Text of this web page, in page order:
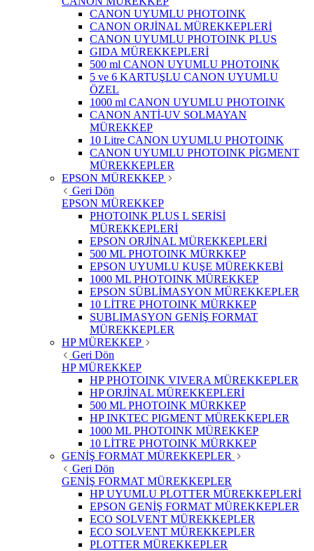
CANON UYUMLU PHOTOINK
CANON ORJİNAL MÜREKKEPLERİ
CANON UYUMLU PHOTOINK PLUS
GIDA MÜREKKEPLERİ
500 ml CANON UYUMLU PHOTOINK
5 ve 6 KARTUŞLU CANON UYUMLU
ÖZEL
1000 ml CANON UYUMLU PHOTOINK
CANON ANTİ-UV SOLMAYAN
MÜREKKEP
10 Litre CANON UYUMLU PHOTOINK
CANON UYUMLU PHOTOINK PİGMENT
MÜREKKEPLER
EPSON MÜREKKEP
Geri Dön
EPSON MÜREKKEP
PHOTOINK PLUS L SERİSİ
MÜREKKEPLERİ
EPSON ORJİNAL MÜREKKEPLERİ
500 ML PHOTOINK MÜRKKEP
EPSON UYUMLU KUŞE MÜREKKEBİ
1000 ML PHOTOINK MÜREKKEP
EPSON SÜBLİMASYON MÜREKKEPLER
10 LİTRE PHOTOINK MÜRKKEP
SUBLIMASYON GENİŞ FORMAT
MÜREKKEPLER
HP MÜREKKEP
Geri Dön
HP MÜREKKEP
HP PHOTOINK VIVERA MÜREKKEPLER
HP ORJİNAL MÜREKKEPLERİ
500 ML PHOTOINK MÜRKKEP
HP INKTEC PIGMENT MÜREKKEPLER
1000 ML PHOTOINK MÜREKKEP
10 LİTRE PHOTOINK MÜRKKEP
GENİŞ FORMAT MÜREKKEPLER
Geri Dön
GENİŞ FORMAT MÜREKKEPLER
HP UYUMLU PLOTTER MÜREKKEPLERİ
EPSON GENİŞ FORMAT MÜREKKEPLER
ECO SOLVENT MÜREKKEPLER
ECO SOLVENT MÜREKKEPLER
PLOTTER MÜREKKEPLER